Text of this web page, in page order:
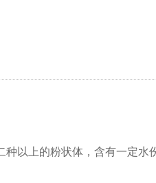
以上的粉状体，含有一定